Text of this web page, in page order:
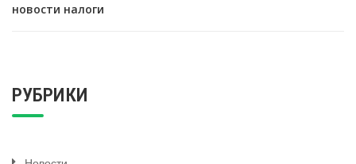
новости налоги
РУБРИКИ